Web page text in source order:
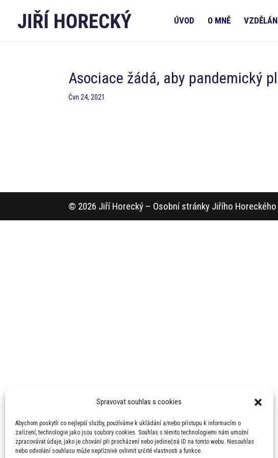
Spravovat souhlas s cookies
Abychom poskytli co nejlepší služby, používáme k ukládání a/nebo přístupu k informacím o
zařízení, technologie jako jsou soubory cookies. Souhlas s těmito technologiemi nám umožní
zpracovávat údaje, jako je chování při procházení nebo jedinečná ID na tomto webu. Nesouhlas
nebo odvolání souhlasu může nepříznivě ovlivnit určité vlastnosti a funkce.
ÚVOD O MNĚ
Asociace žádá, aby pandemický
Čvn 24, 2021
© 2026 Jiří Horecký – Osobní stránky Jiřího Horeckého